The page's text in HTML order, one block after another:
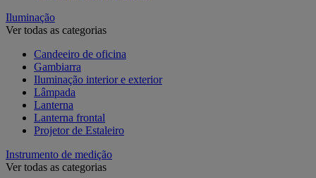
Iluminação
Ver todas as categorias
Candeeiro de oficina
Gambiarra
Iluminação interior e exterior
Lâmpada
Lanterna
Lanterna frontal
Projetor de Estaleiro
Instrumento de medição
Ver todas as categorias